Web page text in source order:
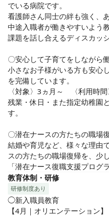
でいる病院です。
看護師さん同士の絆も強く、
中途入職者が働きやすいよう
課題を話し合えるディスカッ
〇安心して子育てをしながら
小さなお子様がいる方も安心
を完備しています。
〈対象〉3ヵ月～　〈利用時
残業・休日・また指定幼稚園
す。
〇潜在ナースの方たちの職場
結婚や育児など、様々な理由
スの方たちの職場復帰を、少
「潜在ナース復職支援プログ
教育体制・研修
研修制度あり
◯新入職員教育
【4月｜オリエンテーション】